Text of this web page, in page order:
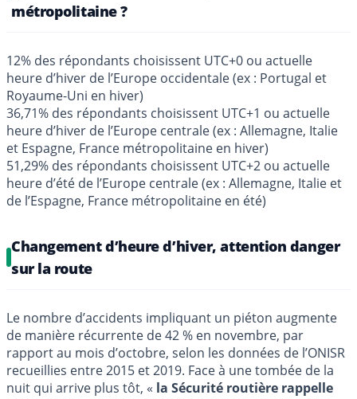
métropolitaine ?
12% des répondants choisissent UTC+0 ou actuelle
heure d’hiver de l’Europe occidentale (ex : Portugal et
Royaume-Uni en hiver)
36,71% des répondants choisissent UTC+1 ou actuelle
heure d’hiver de l’Europe centrale (ex : Allemagne, Italie
et Espagne, France métropolitaine en hiver)
51,29% des répondants choisissent UTC+2 ou actuelle
heure d’été de l’Europe centrale (ex : Allemagne, Italie et
de l’Espagne, France métropolitaine en été)
Changement d’heure d’hiver, attention danger
sur la route
Le nombre d’accidents impliquant un piéton augmente
de manière récurrente de 42 % en novembre, par
rapport au mois d’octobre, selon les données de l’ONISR
recueillies entre 2015 et 2019. Face à une tombée de la
nuit qui arrive plus tôt, « la Sécurité routière rappelle